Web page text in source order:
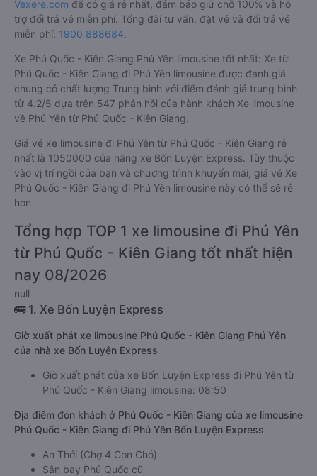
Vexere.com để có giá rẻ nhất, đảm bảo giữ chỗ 100% và hỗ
trợ đổi trả vé miễn phí. Tổng đài tư vấn, đặt vé và đổi trả vé
miễn phí: 1900 888684.
Xe Phú Quốc - Kiên Giang Phú Yên limousine tốt nhất: Xe từ
Phú Quốc - Kiên Giang đi Phú Yên limousine được đánh giá
chung có chất lượng Trung bình với điểm đánh giá trung bình
từ 4.2/5 dựa trên 547 phản hồi của hành khách Xe limousine
về Phú Yên từ Phú Quốc - Kiên Giang.
Giá vé xe limousine đi Phú Yên từ Phú Quốc - Kiên Giang rẻ
nhất là 1050000 của hãng xe Bốn Luyện Express. Tùy thuộc
vào vị trí ngồi của bạn và chương trình khuyến mãi, giá vé Xe
Phú Quốc - Kiên Giang đi Phú Yên limousine này có thể sẽ rẻ
hơn
Tổng hợp TOP 1 xe limousine đi Phú Yên
từ Phú Quốc - Kiên Giang tốt nhất hiện
nay 08/2026
null
🚌 1. Xe Bốn Luyện Express
Giờ xuất phát xe limousine Phú Quốc - Kiên Giang Phú Yên
của nhà xe Bốn Luyện Express
Giờ xuất phát của xe Bốn Luyện Express đi Phú Yên từ
Phú Quốc - Kiên Giang limousine: 08:50
Địa điểm đón khách ở Phú Quốc - Kiên Giang của xe limousine
Phú Quốc - Kiên Giang đi Phú Yên Bốn Luyện Express
An Thới (Chợ 4 Con Chó)
Sân bay Phú Quốc cũ